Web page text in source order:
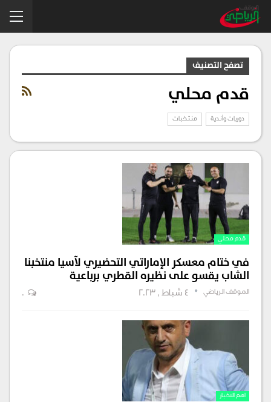
تصفح التصنيف
قدم محلي
دوريات وأندية منتخبات
قدم محلي
في ختام معسكر الإماراتي التحضيري لآسيا منتخبنا
الشاب يقسو على نظيره القطري برباعية
الموقف الرياضي 0
اهم الاخبار